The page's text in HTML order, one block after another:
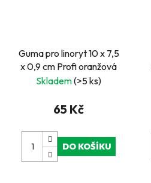
Guma pro linoryt 10 x 7,5
x 0,9 cm Profi oranžová
Skladem(>5 ks)
65 Kč
DO KOŠÍKU